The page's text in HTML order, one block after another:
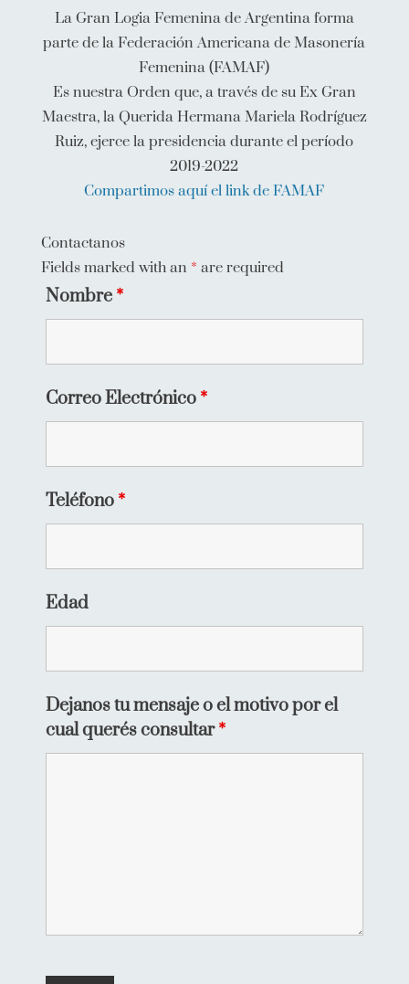
La Gran Logia Femenina de Argentina forma
parte de la Federación Americana de Masonería
Femenina (FAMAF)
Es nuestra Orden que, a través de su Ex Gran
Maestra, la Querida Hermana Mariela Rodríguez
Ruiz, ejerce la presidencia durante el período
2019-2022
Compartimos aquí el link de FAMAF
Contactanos
Fields marked with an * are required
Nombre *
Correo Electrónico *
Teléfono *
Edad
Dejanos tu mensaje o el motivo por el
cual querés consultar*